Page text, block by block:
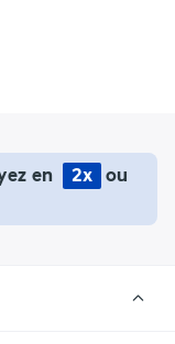
en 2x
ou